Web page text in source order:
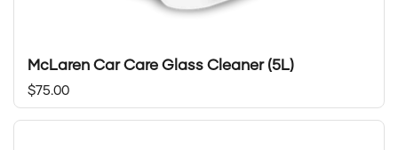
McLaren Car Care Glass Cleaner (5L)
Prix régulier
$75.00